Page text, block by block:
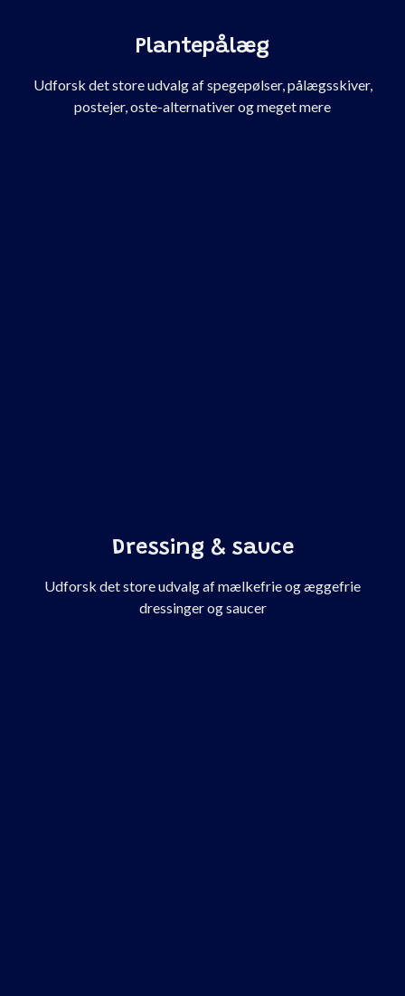
Plantepålæg
Udforsk det store udvalg af spegepølser, pålægsskiver,
postejer, oste-alternativer og meget mere
Dressing & sauce
Udforsk det store udvalg af mælkefrie og æggefrie
dressinger og saucer